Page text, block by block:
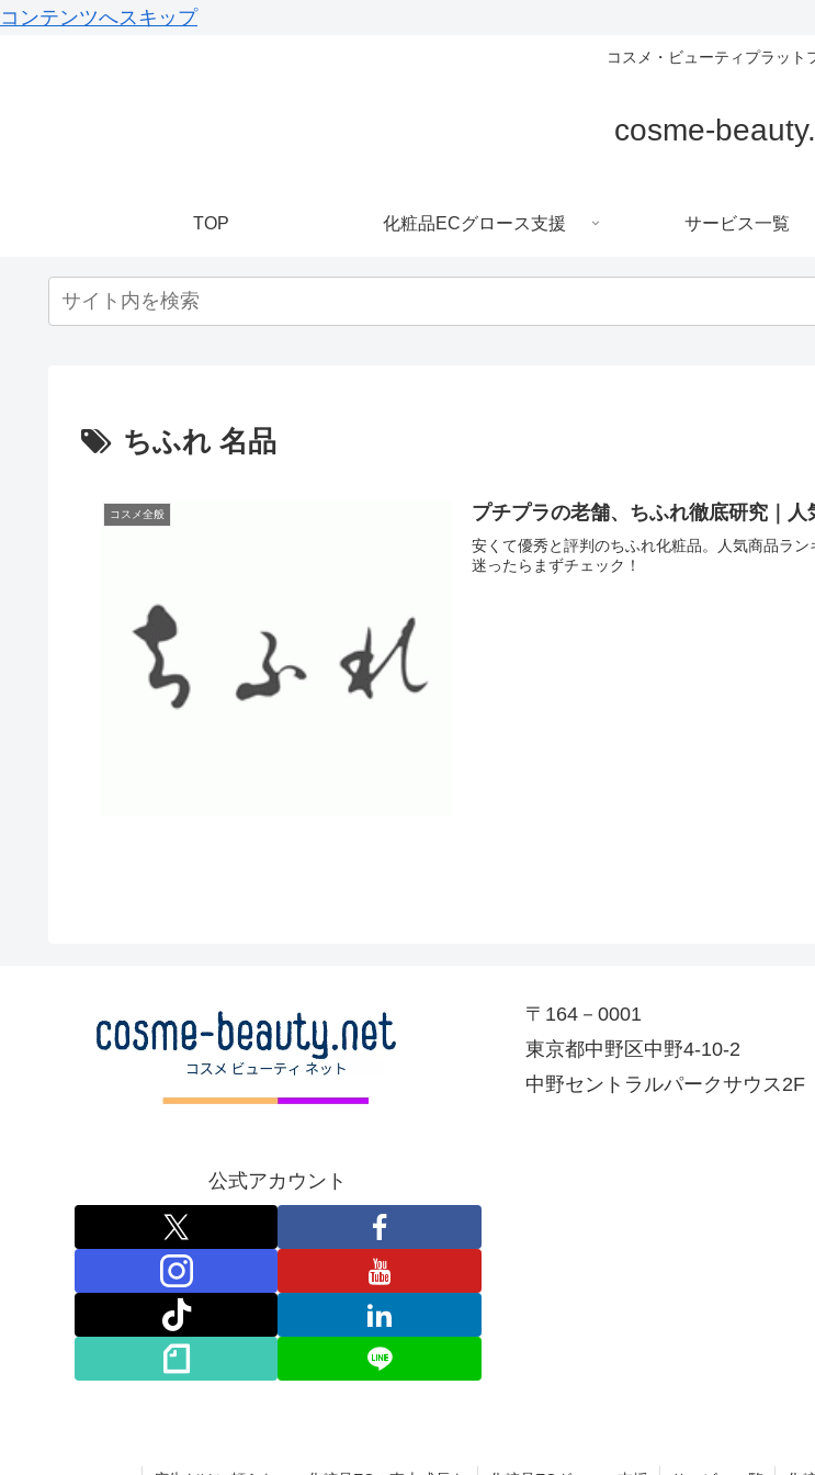
コンテンツへスキップ
コスメ・ビューティプラット
cosme-
TOP 化粧品ECグロース支援 サービス一覧
ちふれ 名品
コスメ全般 プチプラの老舗、ちふれ徹底研究｜人
安くて優秀と評判のちふれ化粧品。人気商品ラ
迷ったらまずチェック！
公式アカウント
〒164－0001
東京都中野区中野4-10-2
中野セントラルパークサウス2F